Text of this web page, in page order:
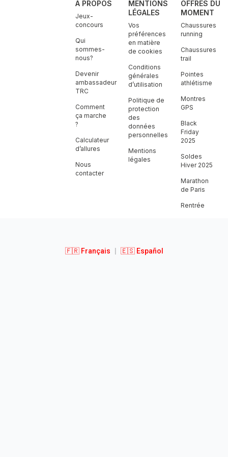
A PROPOS
Jeux-
concours
Qui
sommes-
nous?
Devenir
ambassadeur
TRC
Comment
ça marche
?
Calculateur
d’allures
Nous
contacter
MENTIONS
LÉGALES
Vos
préférences
en matière
de cookies
Conditions
générales
d’utilisation
Politique de
protection
des
données
personnelles
Mentions
légales
OFFRES DU
MOMENT
Chaussures
running
Chaussures
trail
Pointes
athlétisme
Montres
GPS
Black
Friday
2025
Soldes
Hiver 2025
Marathon
de Paris
Rentrée
🇫🇷 Français 🇪🇸 Español